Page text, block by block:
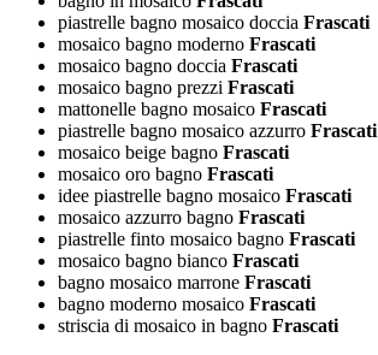
piastrelle bagno mosaico doccia Frascati
mosaico bagno moderno Frascati
mosaico bagno doccia Frascati
mosaico bagno prezzi Frascati
mattonelle bagno mosaico Frascati
piastrelle bagno mosaico azzurro Frascati
mosaico beige bagno Frascati
mosaico oro bagno Frascati
idee piastrelle bagno mosaico Frascati
mosaico azzurro bagno Frascati
piastrelle finto mosaico bagno Frascati
mosaico bagno bianco Frascati
bagno mosaico marrone Frascati
bagno moderno mosaico Frascati
striscia di mosaico in bagno Frascati